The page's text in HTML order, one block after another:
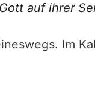
auf ihrer
Im